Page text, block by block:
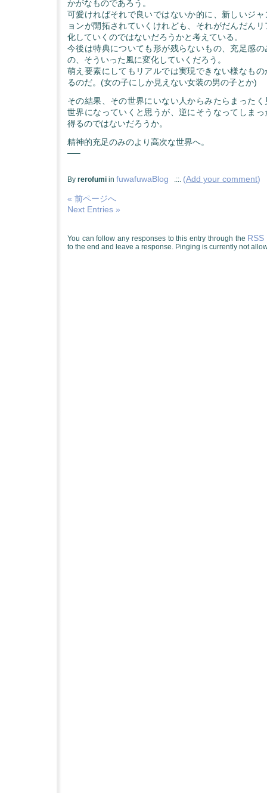
かがなものであろう。
可愛ければそれで良いではないか的に、新しいジ
ョンが開拓されていくけれども、それがだんだん
化していくのではないだろうかと考えている。
今後は特典についても形が残らないもの、充足感
の、そういった風に変化していくだろう。
萌え要素にしてもリアルでは実現できない様なも
るのだ。(女の子にしか見えない女装の男の子とか)
その結果、その世界にいない人からみたらまった
世界になっていくと思うが、逆にそうなってしま
得るのではないだろうか。
精神的充足のみのより高次な世界へ。
—–
By rerofumi in fuwafuwaBlog .::. (Add your comment)
« 前ページへ
Next Entries »
You can follow any responses to this entry through the RSS
to the end and leave a response. Pinging is currently not